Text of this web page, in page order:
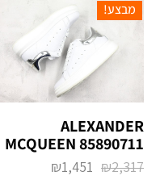
מבצע!
ALEXANDER
MCQUEEN 85890711
₪2,317
₪1,451